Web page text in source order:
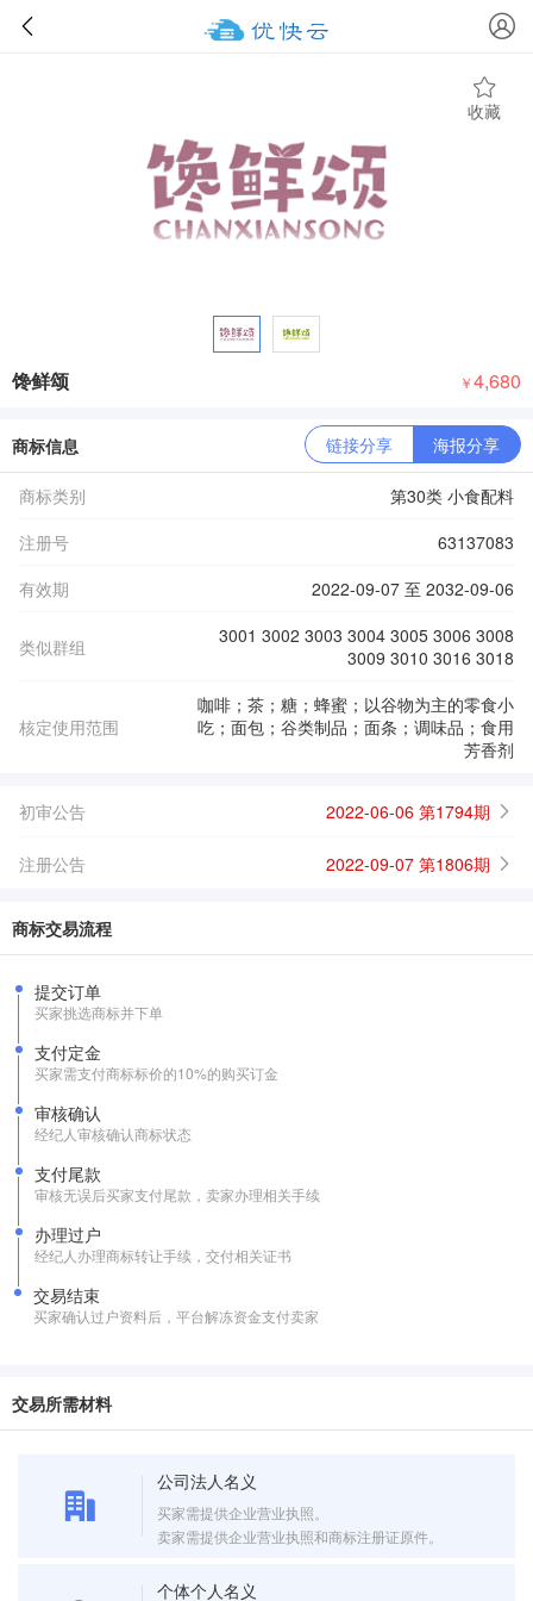
收藏
馋鲜颂 ￥4,680
商标信息 链接分享 海报分享
商标类别
第30类 小食配料
注册号
63137083
有效期
2022-09-07 至 2032-09-06
类似群组
3001 3002 3003 3004 3005 3006 3008
3009 3010 3016 3018
核定使用范围
咖啡；茶；糖；蜂蜜；以谷物为主的零食小
吃；面包；谷类制品；面条；调味品；食用
芳香剂
初审公告 2022-06-06 第1794期
注册公告 2022-09-07 第1806期
商标交易流程
提交订单
买家挑选商标并下单
支付定金
买家需支付商标标价的10%的购买订金
审核确认
经纪人审核确认商标状态
支付尾款
审核无误后买家支付尾款，卖家办理相关手续
办理过户
经纪人办理商标转让手续，交付相关证书
交易结束
买家确认过户资料后，平台解冻资金支付卖家
交易所需材料
公司法人名义
买家需提供企业营业执照。
卖家需提供企业营业执照和商标注册证原件。
个体个人名义